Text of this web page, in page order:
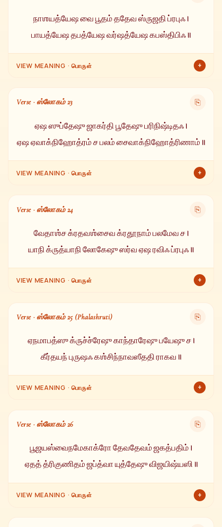
தேவருக்கு நமஸ்காரம்.
நாஶயத்யேஷ வை பூதம் ததேவ ஸ்ருஜதி ப்ரபுஃ ।
பாயத்யேஷ தபத்யேஷ வர்ஷத்யேஷ கபஸ்திபிஃ ॥
VIEW MEANING · பொருள் +
மீண்டும் அவற்றை சிருஷ்டிக்கிறார். தனது கிரணங்களால் இவர் நீரை
Verse · ஸ்லோகம் 23 ⎘
ஏஷ ஸுப்தேஷு ஜாகர்தி பூதேஷு பரிநிஷ்டிதஃ ।
ஏஷ ஏவாக்நிஹோத்ரம் ச பலம் சைவாக்நிஹோத்ரிணாம் ॥
VIEW MEANING · பொருள் +
நின்று விழித்திருக்கிறார். இவரே அக்நிஹோத்ரம் மற்றும்
Verse · ஸ்லோகம் 24 ⎘
வேதாஶ்ச க்ரதவஶ்சைவ க்ரதூநாம் பலமேவ ச ।
யாநி க்ருத்யாநி லோகேஷு ஸர்வ ஏஷ ரவிஃ ப்ரபுஃ ॥
VIEW MEANING · பொருள் +
லோகங்களில் நடைபெறும் அனைத்து கர்மங்களின் தலைவர் —
Verse · ஸ்லோகம் 25 (Phalashruti) ⎘
ஏநமாபத்ஸு க்ருச்ச்ரேஷு காந்தாரேஷு பயேஷு ச ।
கீர்தயந் புருஷஃ கஶ்சிந்நாவஸீததி ராகவ ॥
VIEW MEANING · பொருள் +
பயத்தின் நிலையில் எந்த புருஷராவது இந்த சூரிய தேவனின்
துக்கப்படுவதில்லை.
Verse · ஸ்லோகம் 26 ⎘
பூஜயஸ்வைநமேகாக்ரோ தேவதேவம் ஜகத்பதிம் ।
ஏதத் த்ரிகுணிதம் ஜப்த்வா யுத்தேஷு விஜயிஷ்யஸி ॥
VIEW MEANING · பொருள் +